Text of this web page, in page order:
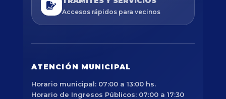
Accesos rápidos para vecinos
ATENCIÓN MUNICIPAL
Horario municipal: 07:00 a 13:00 hs.
Horario de Ingresos Públicos: 07:00 a 17:30